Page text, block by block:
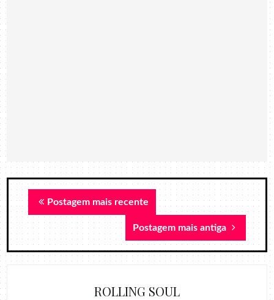
Postagem mais recente
Postagem mais antiga
ROLLING SOUL